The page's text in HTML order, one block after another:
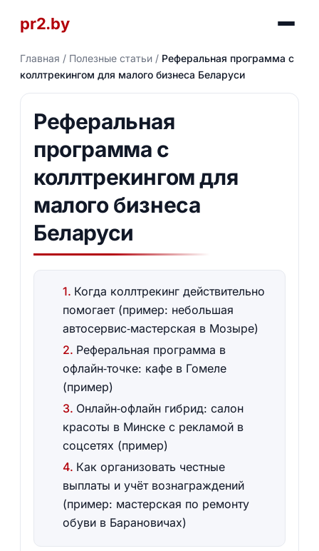
pr2.by
Главная / Полезные статьи/ Реферальная программа с
коллтрекингом для малого бизнеса Беларуси
Реферальная
программа с
коллтрекингом для
малого бизнеса
Беларуси
Когда коллтрекинг действительно
помогает (пример: небольшая
автосервис‑мастерская в Мозыре)
Реферальная программа в
офлайн‑точке: кафе в Гомеле
(пример)
Онлайн‑офлайн гибрид: салон
красоты в Минске с рекламой в
соцсетях (пример)
Как организовать честные
выплаты и учёт вознаграждений
(пример: мастерская по ремонту
обуви в Барановичах)